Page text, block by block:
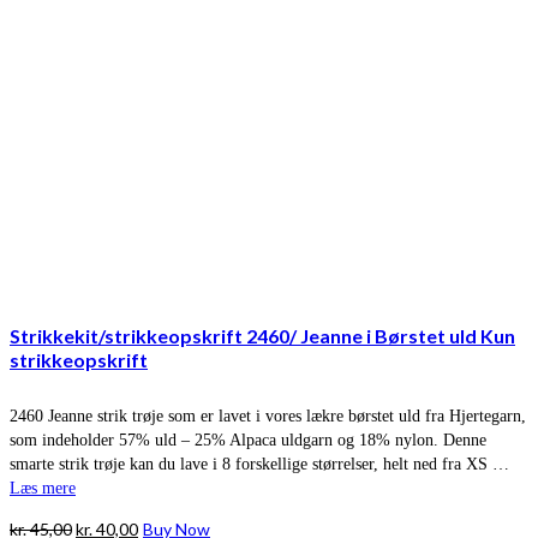
Strikkekit/strikkeopskrift 2460/ Jeanne i Børstet uld Kun
strikkeopskrift
2460 Jeanne strik trøje som er lavet i vores lækre børstet uld fra Hjertegarn,
som indeholder 57% uld – 25% Alpaca uldgarn og 18% nylon. Denne
smarte strik trøje kan du lave i 8 forskellige størrelser, helt ned fra XS …
Læs mere
kr.45,00Den
kr.40,00Den
Buy Now